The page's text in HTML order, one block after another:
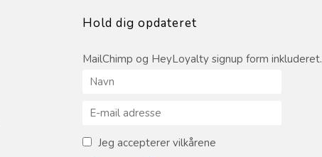
Hold dig opdateret
MailChimp og HeyLoyalty signup form inkluderet.
Jeg accepterer vilkårene